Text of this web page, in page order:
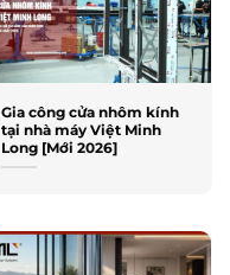
Gia công cửa nhôm kính
tại nhà máy Việt Minh
Long [Mới 2026]